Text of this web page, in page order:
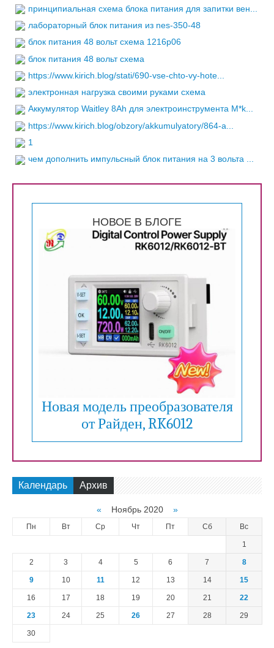
принципиальная схема блока питания для запитки вен...
лабораторный блок питания из nes-350-48
блок питания 48 вольт схема 1216p06
блок питания 48 вольт схема
https://www.kirich.blog/stati/690-vse-chto-vy-hote...
электронная нагрузка своими руками схема
Аккумулятор Waitley 8Ah для электроинструмента M*k...
https://www.kirich.blog/obzory/akkumulyatory/864-a...
1
чем дополнить импульсный блок питания на 3 вольта ...
НОВОЕ В БЛОГЕ
Новая модель преобразователя
от Райден, RK6012
Календарь Архив
« Ноябрь 2020 »
Пн Вт Ср Чт Пт Сб Вс
1
2 3 4 5 6 7 8
9 10 11 12 13 14 15
16 17 18 19 20 21 22
23 24 25 26 27 28 29
30